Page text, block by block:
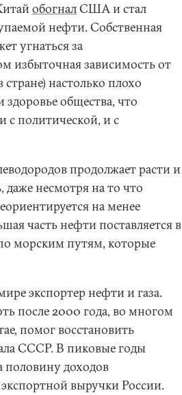
обогналСША и стал
нефти. Собственная
угнаться за
избыточная зависимость от
настолько плохо
здоровье общества, что
с политической, и с
продолжает расти и
даже несмотря на то что
на менее
часть нефти поставляется в
морским путям, которые
экспортер нефти и газа.
после 2000 года, во многом
помог восстановить
СССР. В пиковые годы
половину доходов
выручки России.